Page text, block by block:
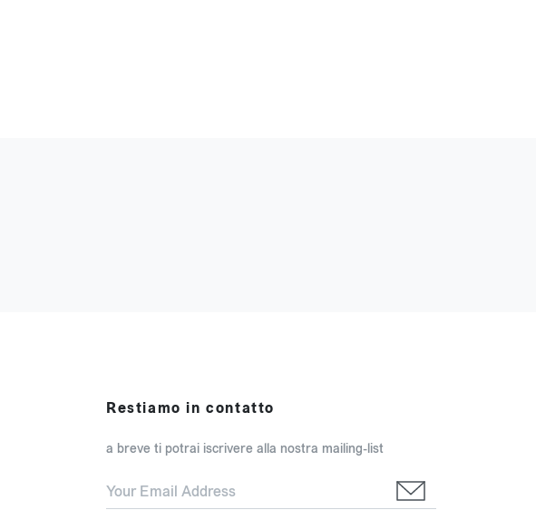
Restiamo in contatto
a breve ti potrai iscrivere alla nostra mailing-list